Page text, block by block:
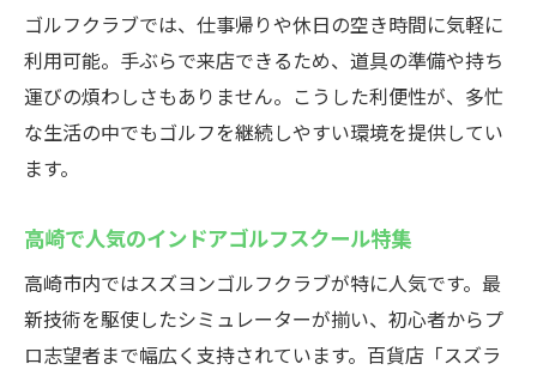
ゴルフクラブでは、仕事帰りや休日の空き時間に気軽に
利用可能。手ぶらで来店できるため、道具の準備や持ち
運びの煩わしさもありません。こうした利便性が、多忙
な生活の中でもゴルフを継続しやすい環境を提供してい
ます。
高崎で人気のインドアゴルフスクール特集
高崎市内ではスズヨンゴルフクラブが特に人気です。最
新技術を駆使したシミュレーターが揃い、初心者からプ
ロ志望者まで幅広く支持されています。百貨店「スズラ